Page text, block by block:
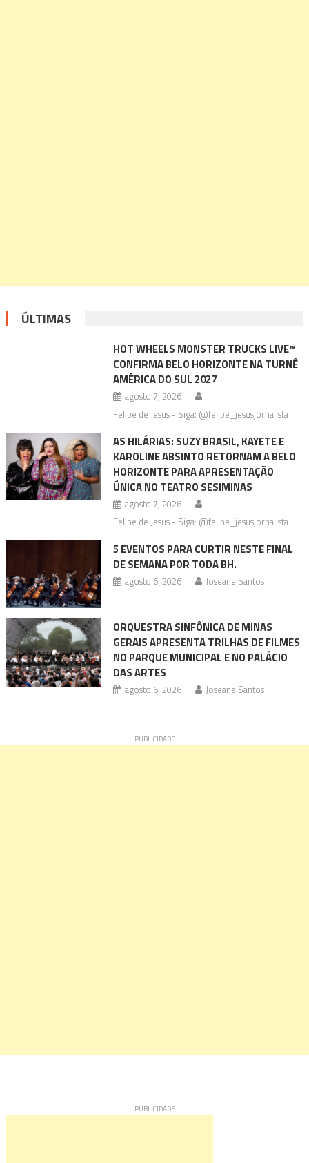
ÚLTIMAS
HOT WHEELS MONSTER TRUCKS LIVE™
CONFIRMA BELO HORIZONTE NA TURNÊ
AMÉRICA DO SUL 2027
agosto 7, 2026
Felipe de Jesus - Siga: @felipe_jesusjornalista
AS HILÁRIAS: SUZY BRASIL, KAYETE E
KAROLINE ABSINTO RETORNAM A BELO
HORIZONTE PARA APRESENTAÇÃO
ÚNICA NO TEATRO SESIMINAS
agosto 7, 2026
Felipe de Jesus - Siga: @felipe_jesusjornalista
5 EVENTOS PARA CURTIR NESTE FINAL
DE SEMANA POR TODA BH.
agosto 6, 2026 Joseane Santos
ORQUESTRA SINFÔNICA DE MINAS
GERAIS APRESENTA TRILHAS DE FILMES
NO PARQUE MUNICIPAL E NO PALÁCIO
DAS ARTES
agosto 6, 2026 Joseane Santos